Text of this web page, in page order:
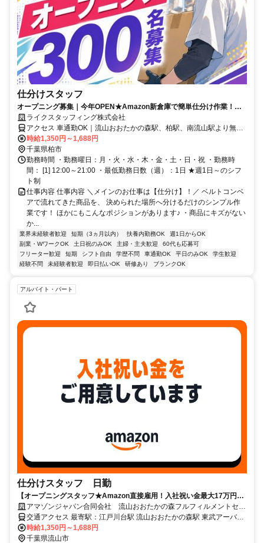
仕分けスタッフ
オープニング募集｜今年OPEN★Amazon新倉庫で簡単仕分け作業！週1
～×日払いOK
ライクスタッフィング株式会社
アクセス 車通勤OK｜流山おおたかの森駅、柏駅、南流山駅より無料
送迎バスあり
時給1,350円～1,688円
千葉県柏市
勤務時間 ・勤務曜日：月・火・水・木・金・土・日・祝 ・勤務時
間： [1] 12:00～21:00 ・最低勤務日数（週）：1日 ★週1日～のシフ
ト制
仕事内容 仕事内容 ＼メインのお仕事は【仕分け】！／ ベルトコンベ
アで流れてきた商品を、 決められた場所へ分けるだけのシンプル作
業です！ ほかにもこんなポジションがあります♪ ・商品にキズがない
か...
業界未経験者歓迎 短期（3ヵ月以内） 扶養内勤務OK
週1日からOK
副業・WワークOK
土日祝のみOK 主婦・主夫歓迎
60代も応募可
フリーター歓迎
短期 シフト自由 学歴不問 車通勤OK 平日のみOK
学生歓迎
経験不問
未経験者歓迎 即日払いOK 研修あり ブランクOK
アルバイト・パート
仕分けスタッフ 日勤
【オープニングスタッフ★Amazon直接雇用！入社祝い金最大17万円】
髪型・髪色自由＊未経験OK！長期で安定雇用可能！
アマゾンジャパン合同会社 流山おおたかの森フルフィルメントセン
ター
交通アクセス 最寄駅：江戸川台駅 流山おおたかの森駅 東武アーバン
パークライン 江戸川台駅 から約2km 初石駅 から約3km つくばエクス
プレス 流山おおたかの森駅 から5km ★無料シャトルバスあり（流山
時給1,350円～1,688円
千葉県流山市